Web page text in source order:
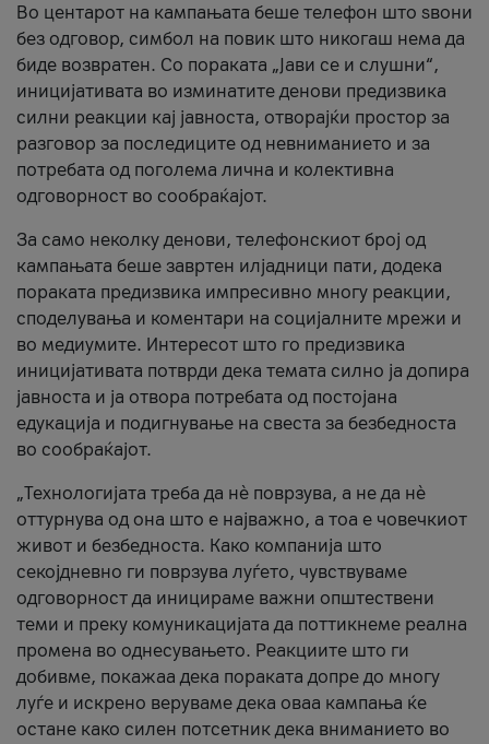
Во центарот на кампањата беше телефон што ѕвони
без одговор, симбол на повик што никогаш нема да
биде возвратен. Со пораката „Јави се и слушни“,
иницијативата во изминатите денови предизвика
силни реакции кај јавноста, отворајќи простор за
разговор за последиците од невниманието и за
потребата од поголема лична и колективна
одговорност во сообраќајот.
За само неколку денови, телефонскиот број од
кампањата беше завртен илјадници пати, додека
пораката предизвика импресивно многу реакции,
споделувања и коментари на социјалните мрежи и
во медиумите. Интересот што го предизвика
иницијативата потврди дека темата силно ја допира
јавноста и ја отвора потребата од постојана
едукација и подигнување на свеста за безбедноста
во сообраќајот.
„Технологијата треба да нè поврзува, а не да нè
оттурнува од она што е најважно, а тоа е човечкиот
живот и безбедноста. Како компанија што
секојдневно ги поврзува луѓето, чувствуваме
одговорност да иницираме важни општествени
теми и преку комуникацијата да поттикнеме реална
промена во однесувањето. Реакциите што ги
добивме, покажаа дека пораката допре до многу
луѓе и искрено веруваме дека оваа кампања ќе
остане како силен потсетник дека вниманието во